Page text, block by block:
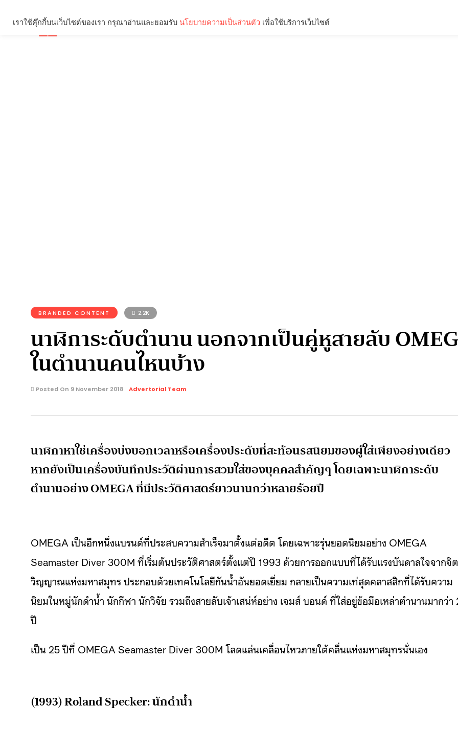
BRANDED CONTENT 2.2K
นาฬิการะดับตํานาน นอกจากเป็นคู่หูสายลับ
ในตํานานคนไหนบ้าง
Posted On 9 November 2018 Advertorial Team
นาฬิกาหาใช่เครื่องบ่งบอกเวลาหรือเครื่องประดับที่สะท้อนรสนิยมของผู้ใส่เพียงอย่างเดียว
หากยังเป็นเครื่องบันทึกประวัติผ่านการสวมใส่ของบุคคลสำคัญๆ โดยเฉพาะนาฬิการะดับ
ตำนานอย่าง OMEGA ที่มีประวัติศาสตร์ยาวนานกว่าหลายร้อยปี
OMEGA เป็นอีกหนึ่งแบรนด์ที่ประสบความสำเร็จมาตั้งแต่อดีต โดยเฉพาะรุ่นยอดนิยมอย่าง OMEGA
Seamaster Diver 300M ที่เริ่มต้นประวัติศาสตร์ตั้งแต่ปี 1993 ด้วยการออกแบบที่ได้รับแรงบันดาลใจจากจิต
วิญญาณแห่งมหาสมุทร ประกอบด้วยเทคโนโลยีกันน้ำอันยอดเยี่ยม กลายเป็นความเท่สุดคลาสสิกที่ได้รับความ
นิยมในหมู่นักดำน้ำ นักกีฬา นักวิจัย รวมถึงสายลับเจ้าเสน่ห์อย่าง เจมส์ บอนด์ ที่ใส่อยู่ข้อมือเหล่าตำนานมากว่า
ปี
เป็น 25 ปีที่ OMEGA Seamaster Diver 300Mโลดแล่นเคลื่อนไหวภายใต้คลื่นแห่งมหาสมุทรนั่นเอง
(1993) Roland Specker: นักดำน้ำ
เราใช้คุ๊กกี้บนเว็บไซต์ของเรา กรุณาอ่านและยอมรับ นโยบายความเป็นส่วนตัว เพื่อใช้บริการเว็บไซต์